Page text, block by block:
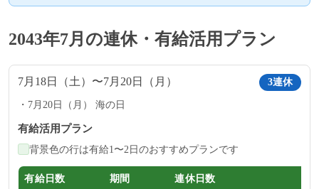
2043年7月の連休・有給活用プラン
7月18日（土）〜7月20日（月） 3連休
7月20日（月） 海の日
有給活用プラン
背景色の行は有給1〜2日のおすすめプランです
有給日数 期間 連休日数